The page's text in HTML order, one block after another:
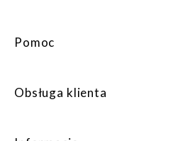
Pomoc
Obsługa klienta